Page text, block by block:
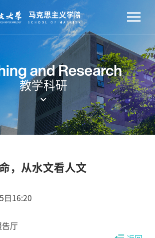
and Research
教学科研
，从水文看人文
日16:20
告厅